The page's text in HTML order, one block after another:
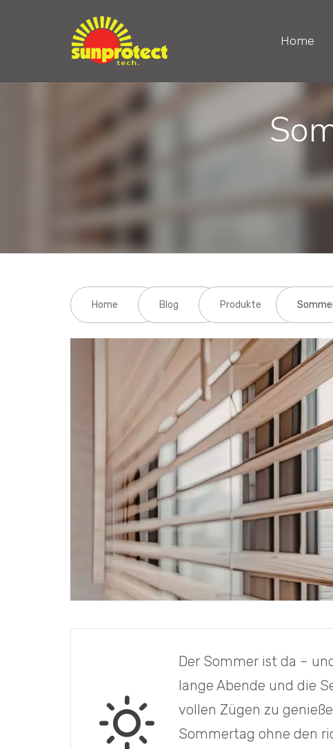
Home
Home Blog Produkte
Der Sommer ist da –
lange Abende und die
vollen Zügen zu
Sommertag ohne den